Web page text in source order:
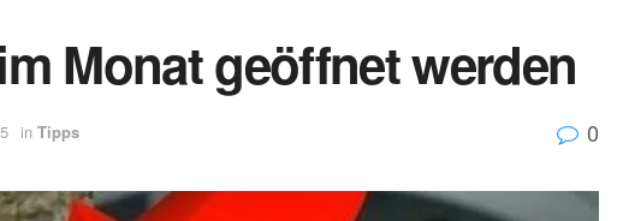
Monat geöffnet werden
in Tipps 0